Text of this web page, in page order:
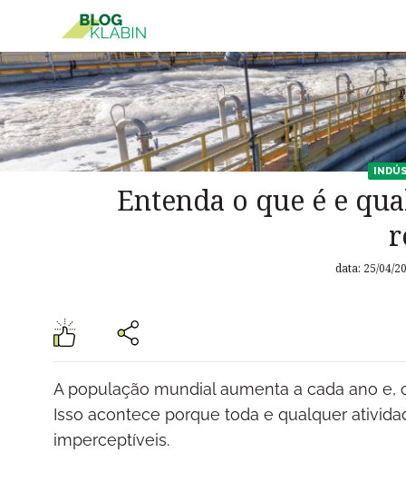
Pular para o Conteúdo principal
Entenda o que é e
data: 25/04/
A população mundial aumenta a cada ano
Isso acontece porque toda e qualquer
imperceptíveis.